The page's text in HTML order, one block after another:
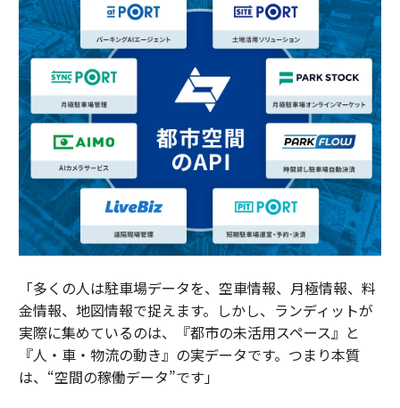
「多くの人は駐車場データを、空車情報、月極情報、料
金情報、地図情報で捉えます。しかし、ランディットが
実際に集めているのは、『都市の未活用スペース』と
『人・車・物流の動き』の実データです。つまり本質
は、“空間の稼働データ”です」